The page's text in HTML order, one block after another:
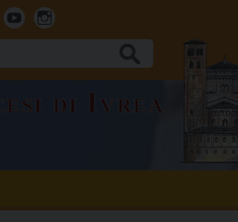
YoutubeInstagram
di Ivrea